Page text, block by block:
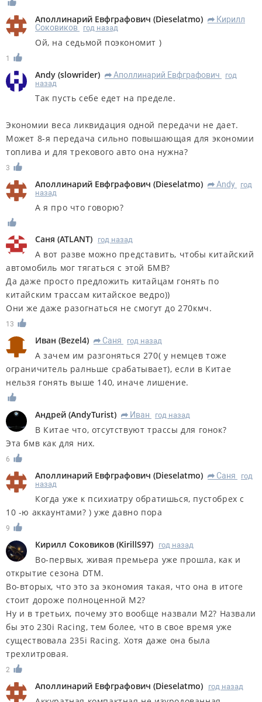
Аполлинарий Евфграфович (Dieselatmo) R Кирилл
Соковиков
год назад
Ой, на седьмой поэкономит )
1
Andy (slowrider) R Аполлинарий Евфграфович
год
назад
Так пусть себе едет на пределе.
Экономии веса ликвидация одной передачи не дает.
Может 8-я передача сильно повышающая для экономии
топлива и для трекового авто она нужна?
3
Аполлинарий Евфграфович (Dieselatmo) R Andy
год
назад
А я про что говорю?
Саня (ATLANT) год назад
А вот разве можно представить, чтобы китайский
автомобиль мог тягаться с этой БМВ?
Да даже просто предложить китайцам гонять по
китайским трассам китайское ведро))
Они же даже разогнаться не смогут до 270кмч.
13
Иван (Bezel4) R Саня год назад
А зачем им разгоняться 270( у немцев тоже
ограничитель ралньше срабатывает), если в Китае
нельзя гонять выше 140, иначе лишение.
Андрей (AndyTurist) R Иван год назад
В Китае что, отсутствуют трассы для гонок?
Эта бмв как для них.
6
Аполлинарий Евфграфович (Dieselatmo) R Саня
год
назад
Когда уже к психиатру обратишься, пустобрех с
10 -ю аккаунтами? ) уже давно пора
9
Кирилл Соковиков (KirillS97) год назад
Во-первых, живая премьера уже прошла, как и
открытие сезона DTM.
Во-вторых, что это за экономия такая, что она в итоге
стоит дороже полноценной М2?
Ну и в третьих, почему это вообще назвали М2? Назвали
бы это 230i Racing, тем более, что в свое время уже
существовала 235i Racing. Хотя даже она была
трехлитровая.
2
Аполлинарий Евфграфович (Dieselatmo) год назад